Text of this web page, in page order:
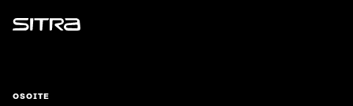
Sitra
OSOITE